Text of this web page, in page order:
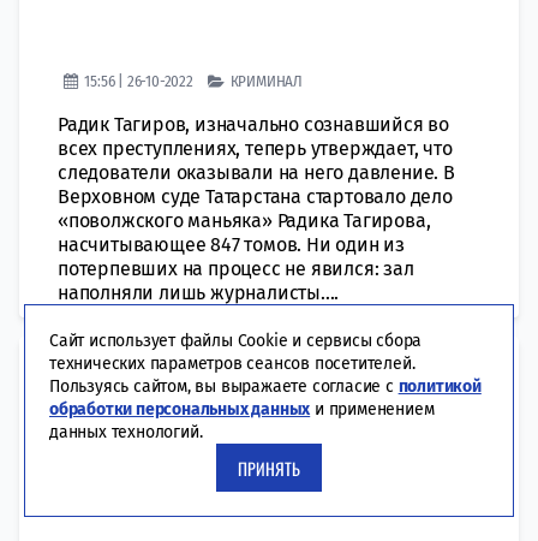
15:56 | 26-10-2022 КРИМИНАЛ
Радик Тагиров, изначально сознавшийся во
всех преступлениях, теперь утверждает, что
следователи оказывали на него давление. В
Верховном суде Татарстана стартовало дело
«поволжского маньяка» Радика Тагирова,
насчитывающее 847 томов. Ни один из
потерпевших на процесс не явился: зал
наполняли лишь журналисты....
​«Поволжский маньяк» отказался
от своих показаний и не
признался ни в одном из 31-го
Сайт использует файлы Cookie и сервисы сбора
технических параметров сеансов посетителей.
Пользуясь сайтом, вы выражаете согласие с политикой
обработки персональных данных и применением
данных технологий.
ПРИНЯТЬ